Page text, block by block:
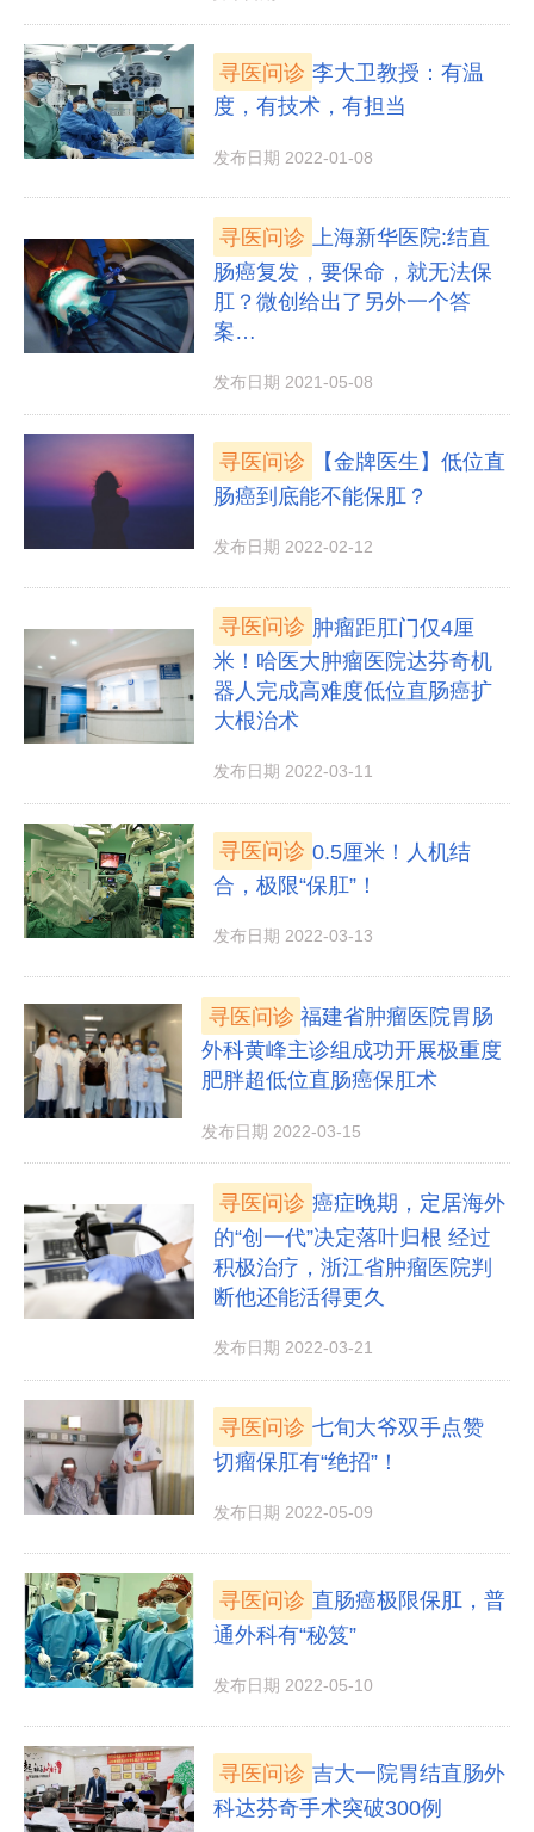
寻医问诊 李大卫教授：有温
度，有技术，有担当
发布日期 2022-01-08
寻医问诊
上海新华医院:结直
肠癌复发，要保命，就无法保
肛？微创给出了另外一个答
案…
发布日期 2021-05-08
寻医问诊
【金牌医生】低位直
肠癌到底能不能保肛？
发布日期 2022-02-12
寻医问诊 肿瘤距肛门仅4厘
米！哈医大肿瘤医院达芬奇机
器人完成高难度低位直肠癌扩
大根治术
发布日期 2022-03-11
寻医问诊 0.5厘米！人机结
合，极限“保肛”！
发布日期 2022-03-13
寻医问诊 福建省肿瘤医院胃肠
外科黄峰主诊组成功开展极重度
肥胖超低位直肠癌保肛术
发布日期 2022-03-15
寻医问诊 癌症晚期，定居海外
的“创一代”决定落叶归根 经过
积极治疗，浙江省肿瘤医院判
断他还能活得更久
发布日期 2022-03-21
寻医问诊 七旬大爷双手点赞
切瘤保肛有“绝招”！
发布日期 2022-05-09
寻医问诊 直肠癌极限保肛，普
通外科有“秘笈”
发布日期 2022-05-10
寻医问诊 吉大一院胃结直肠外
科达芬奇手术突破300例